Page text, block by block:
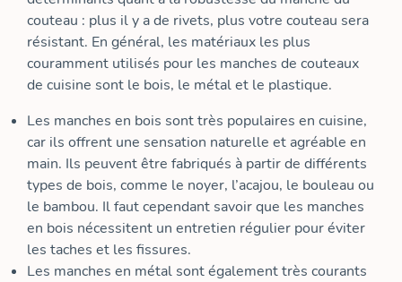
couteau : plus il y a de rivets, plus votre couteau sera
résistant. En général, les matériaux les plus
couramment utilisés pour les manches de couteaux
de cuisine sont le bois, le métal et le plastique.
Les manches en bois sont très populaires en cuisine,
car ils offrent une sensation naturelle et agréable en
main. Ils peuvent être fabriqués à partir de différents
types de bois, comme le noyer, l’acajou, le bouleau ou
le bambou. Il faut cependant savoir que les manches
en bois nécessitent un entretien régulier pour éviter
les taches et les fissures.
Les manches en métal sont également très courants